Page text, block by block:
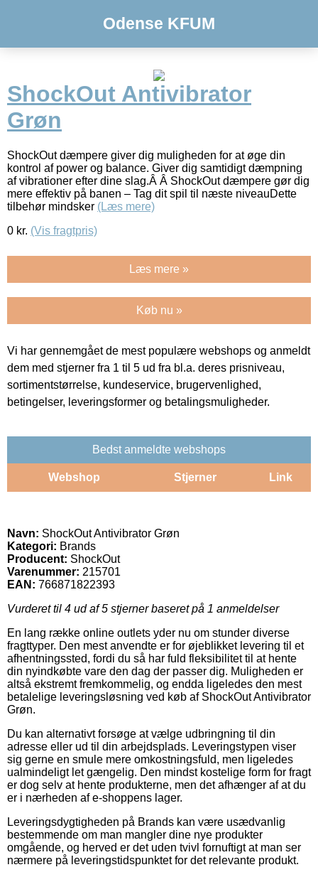
Odense KFUM
ShockOut Antivibrator
Grøn
ShockOut dæmpere giver dig muligheden for at øge din
kontrol af power og balance. Giver dig samtidigt dæmpning
af vibrationer efter dine slag.Â Â ShockOut dæmpere gør dig
mere effektiv på banen – Tag dit spil til næste niveauDette
tilbehør mindsker (Læs mere)
0 kr. (Vis fragtpris)
Læs mere »
Køb nu »
Vi har gennemgået de mest populære webshops og anmeldt
dem med stjerner fra 1 til 5 ud fra bl.a. deres prisniveau,
sortimentstørrelse, kundeservice, brugervenlighed,
betingelser, leveringsformer og betalingsmuligheder.
Bedst anmeldte webshops
Webshop Stjerner Link
Navn: ShockOut Antivibrator Grøn
Kategori: Brands
Producent: ShockOut
Varenummer: 215701
EAN: 766871822393
Vurderet til 4 ud af 5 stjerner baseret på 1 anmeldelser
En lang række online outlets yder nu om stunder diverse
fragttyper. Den mest anvendte er for øjeblikket levering til et
afhentningssted, fordi du så har fuld fleksibilitet til at hente
din nyindkøbte vare den dag der passer dig. Muligheden er
altså ekstremt fremkommelig, og endda ligeledes den mest
betalelige leveringsløsning ved køb af ShockOut Antivibrator
Grøn.
Du kan alternativt forsøge at vælge udbringning til din
adresse eller ud til din arbejdsplads. Leveringstypen viser
sig gerne en smule mere omkostningsfuld, men ligeledes
ualmindeligt let gængelig. Den mindst kostelige form for fragt
er dog selv at hente produkterne, men det afhænger af at du
er i nærheden af e-shoppens lager.
Leveringsdygtigheden på Brands kan være usædvanlig
bestemmende om man mangler dine nye produkter
omgående, og herved er det uden tvivl fornuftigt at man ser
nærmere på leveringstidspunktet for det relevante produkt.